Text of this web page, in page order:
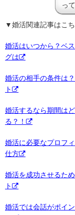
って
▼婚活関連記事はこ
婚活はいつから？ベ
グは
婚活の相手の条件は
ト
婚活するなら期間は
る？！
婚活に必要なプロフ
仕方
婚活を成功させるた
ト
婚活では会話がポイ